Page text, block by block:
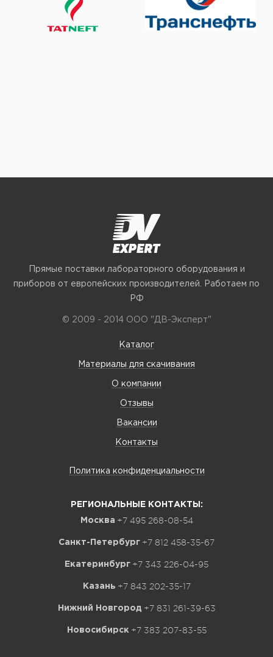
Прямые поставки лабораторного оборудования и
приборов от европейских производителей. Работаем по
РФ
© 2009 - 2014 ООО "ДВ-Эксперт"
Каталог
Материалы для скачивания
О компании
Отзывы
Вакансии
Контакты
Политика конфиденциальности
РЕГИОНАЛЬНЫЕ КОНТАКТЫ:
Москва +7 495 268-08-54
Санкт-Петербург +7 812 458-35-67
Екатеринбург +7 343 226-04-95
Казань +7 843 202-35-17
Нижний Новгород +7 831 261-39-63
Новосибирск +7 383 207-83-55